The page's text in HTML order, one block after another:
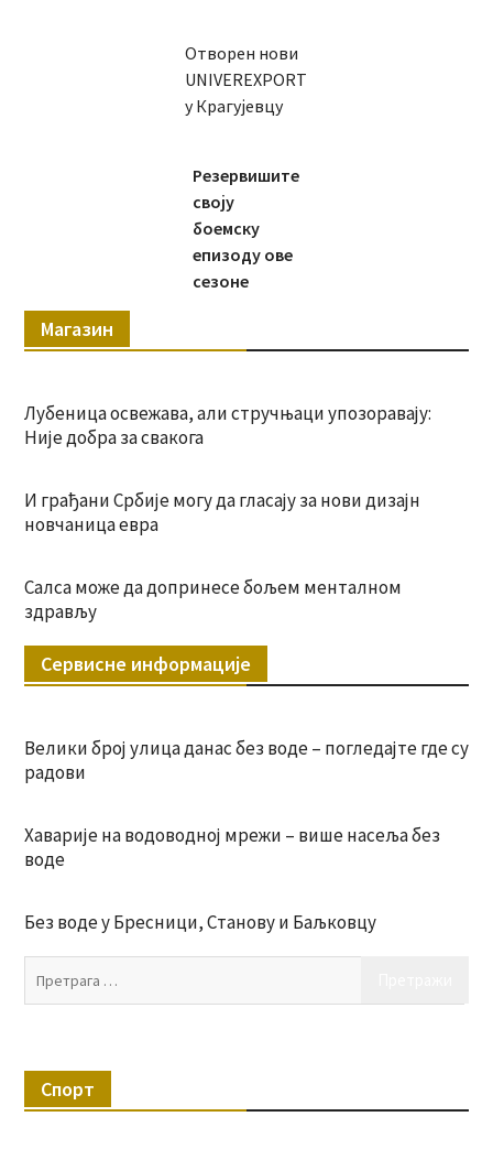
Отворен нови
UNIVEREXPORT
у Крагујевцу
Резервишите
своју
боемску
епизоду ове
сезоне
Магазин
Лубеница освежава, али стручњаци упозоравају:
Није добра за свакога
И грађани Србије могу да гласају за нови дизајн
новчаница евра
Салса може да допринесе бољем менталном
здрављу
Сервисне информације
Велики број улица данас без воде – погледајте где су
радови
Хаварије на водоводној мрежи – више насеља без
воде
Без воде у Бресници, Станову и Баљковцу
Спорт